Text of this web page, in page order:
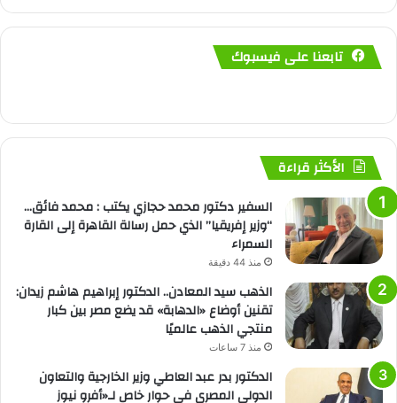
تابعنا على فيسبوك
الأكثر قراءة
السفير دكتور محمد حجازي يكتب : محمد فائق…
“وزير إفريقيا” الذي حمل رسالة القاهرة إلى القارة
السمراء
منذ 44 دقيقة
الذهب سيد المعادن.. الدكتور إبراهيم هاشم زيدان:
تقنين أوضاع «الدهابة» قد يضع مصر بين كبار
منتجي الذهب عالميًا
منذ 7 ساعات
الدكتور بدر عبد العاطي وزير الخارجية والتعاون
الدولي المصري في حوار خاص لـ«أفرو نيوز